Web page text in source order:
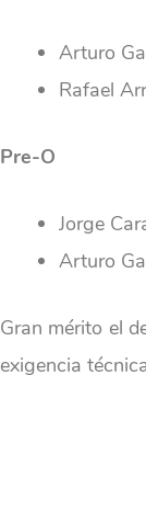
Arturo
Rafael
Pre-O
Jorge
Arturo
Gran mérito el
exigencia